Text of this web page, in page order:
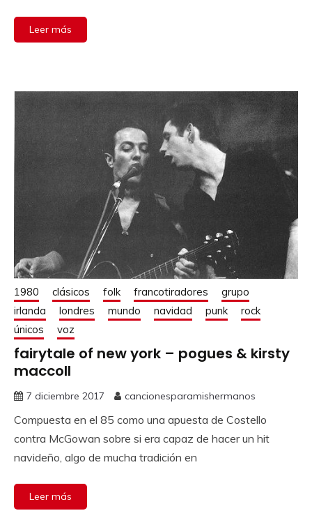
Leer más
1980 clásicos folk francotiradores
grupo
irlanda
londres mundo navidad punk
rock
únicos
voz
fairytale of new york – pogues & kirsty
maccoll
7 diciembre 2017 cancionesparamishermanos
Compuesta en el 85 como una apuesta de Costello
contra McGowan sobre si era capaz de hacer un hit
navideño, algo de mucha tradición en
Leer más